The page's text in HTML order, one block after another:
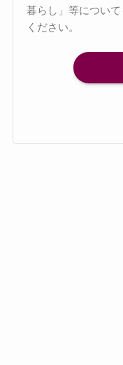
暮らし」等につい
ください。